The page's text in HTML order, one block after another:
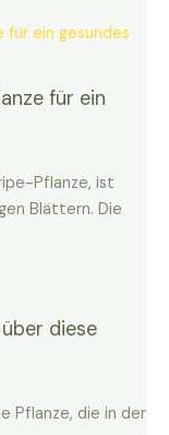
für ein
Pflanze, ist
Blättern. Die
diese
Pflanze, die in der